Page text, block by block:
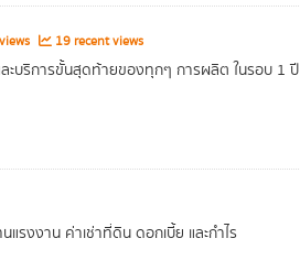
19 recent views
บริการขั้นสุดท้ายของทุกๆ การผลิต ในรอบ 1 ปี
งงาน ค่าเช่าที่ดิน ดอกเบี้ย และกำไร